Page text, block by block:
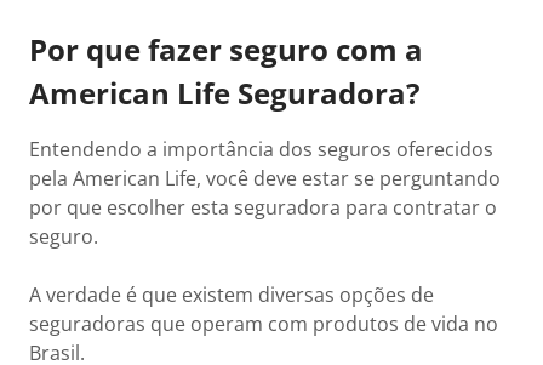
Por que fazer seguro com a
American Life Seguradora?
Entendendo a importância dos seguros oferecidos
pela American Life, você deve estar se perguntando
por que escolher esta seguradora para contratar o
seguro.
A verdade é que existem diversas opções de
seguradoras que operam com produtos de vida no
Brasil.